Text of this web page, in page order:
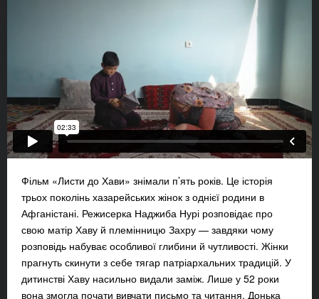
Фільм «Листи до Хави» знімали п’ять років. Це історія
трьох поколінь хазарейських жінок з однієї родини в
Афганістані. Режисерка Наджиба Нурі розповідає про
свою матір Хаву й племінницю Захру — завдяки чому
розповідь набуває особливої глибини й чутливості. Жінки
прагнуть скинути з себе тягар патріархальних традицій. У
дитинстві Хаву насильно видали заміж. Лише у 52 роки
вона змогла почати вивчати письмо та читання. Донька